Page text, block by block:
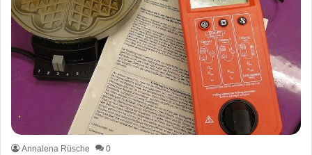
Annalena Rüsche 0